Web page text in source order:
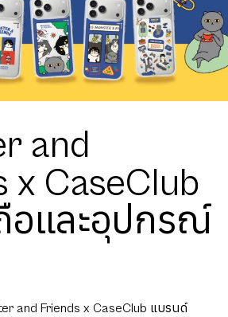
and
x CaseClub
อและอุปกรณ์
and Friends x CaseClub แบรนด์